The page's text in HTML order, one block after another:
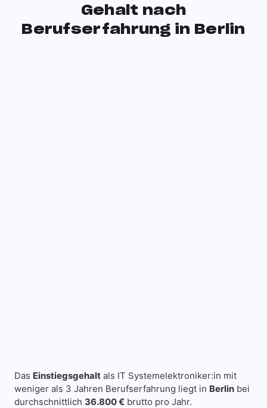
Gehalt nach
Berufserfahrung in Berlin
Das Einstiegsgehalt als IT Systemelektroniker:in mit
weniger als 3 Jahren Berufserfahrung liegt in Berlin bei
durchschnittlich 36.800 € brutto pro Jahr.